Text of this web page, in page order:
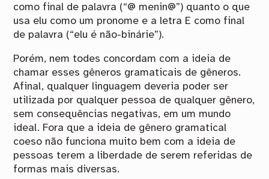
como final de palavra (“@ menin@”) quanto o que
usa elu como um pronome e a letra E como final
de palavra (“elu é não-binárie”).
Porém, nem todes concordam com a ideia de
chamar esses gêneros gramaticais de gêneros.
Afinal, qualquer linguagem deveria poder ser
utilizada por qualquer pessoa de qualquer gênero,
sem consequências negativas, em um mundo
ideal. Fora que a ideia de gênero gramatical
coeso não funciona muito bem com a ideia de
pessoas terem a liberdade de serem referidas de
formas mais diversas.